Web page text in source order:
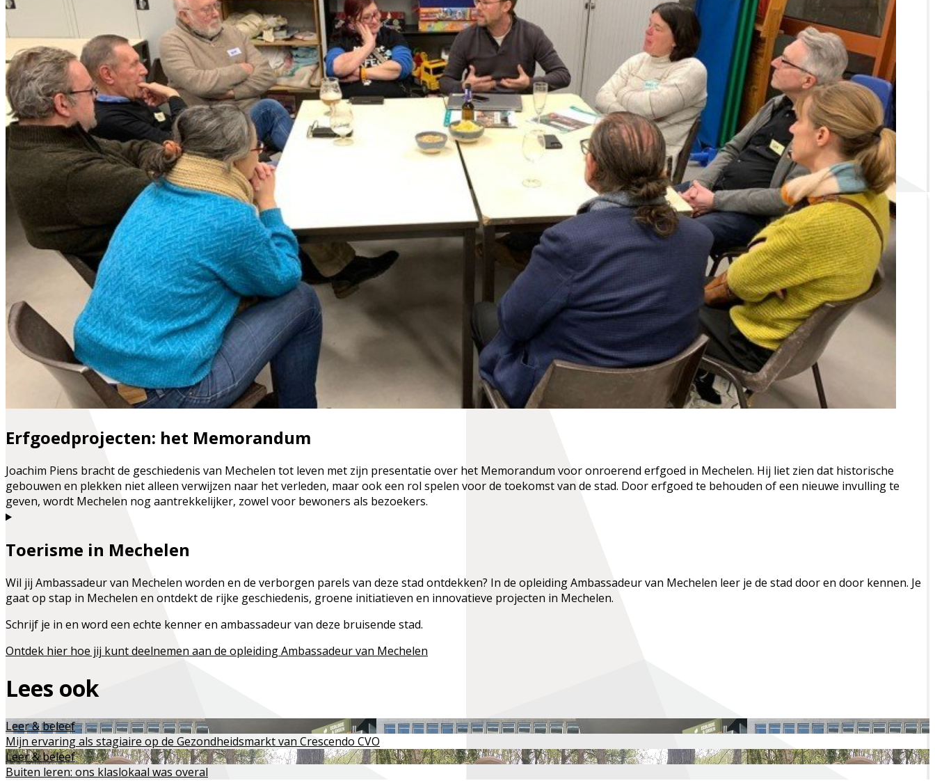
Erfgoedprojecten: het Memorandum
Joachim Piens bracht de geschiedenis van Mechelen tot leven met zijn presentatie over het Memorandum voor onroerend erfgoed in Mechelen. Hij liet zien dat historische
gebouwen en plekken niet alleen verwijzen naar het verleden, maar ook een rol spelen voor de toekomst van de stad. Door erfgoed te behouden of een nieuwe invulling te
geven, wordt Mechelen nog aantrekkelijker, zowel voor bewoners als bezoekers.
Toerisme in Mechelen
Wil jij Ambassadeur van Mechelen worden en de verborgen parels van deze stad ontdekken? In de opleiding Ambassadeur van Mechelen leer je de stad door en door kennen. Je
gaat op stap in Mechelen en ontdekt de rijke geschiedenis, groene initiatieven en innovatieve projecten in Mechelen.
Schrijf je in en word een echte kenner en ambassadeur van deze bruisende stad.
Ontdek hier hoe jij kunt deelnemen aan de opleiding Ambassadeur van Mechelen
Lees ook
Leer & beleef
Mijn ervaring als stagiaire op de Gezondheidsmarkt van Crescendo CVO
Leer & beleef
Buiten leren: ons klaslokaal was overal